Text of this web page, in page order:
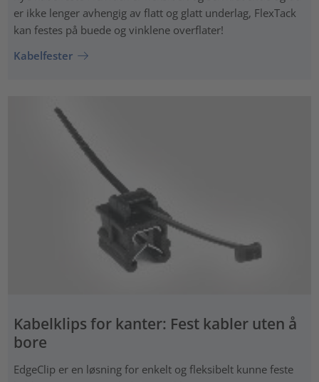
er ikke lenger avhengig av flatt og glatt underlag, FlexTack
kan festes på buede og vinklene overflater!
Kabelfester
Kabelklips for kanter: Fest kabler uten å
bore
EdgeClip er en løsning for enkelt og fleksibelt kunne feste